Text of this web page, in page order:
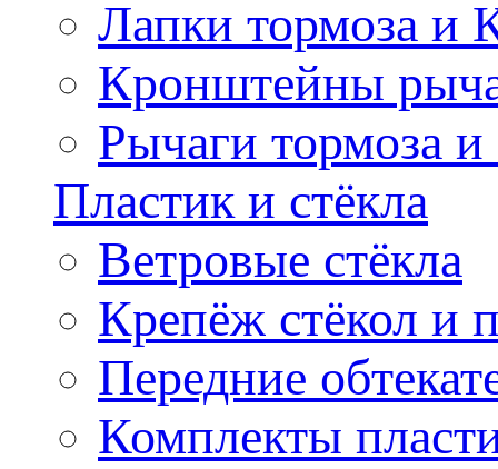
Лапки тормоза и
Кронштейны
Рычаги тормоза и
Пластик и стёкла
Ветровые стёкла
Крепёж стёкол и
Передние
Комплекты